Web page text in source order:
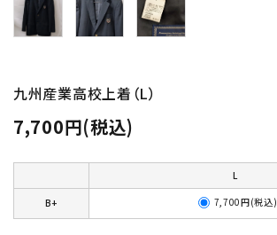
九州産業高校上着（L）
7,700円(税込)
L
B+ 7,700円(税込)